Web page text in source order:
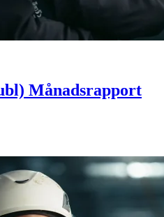
Månadsrapport